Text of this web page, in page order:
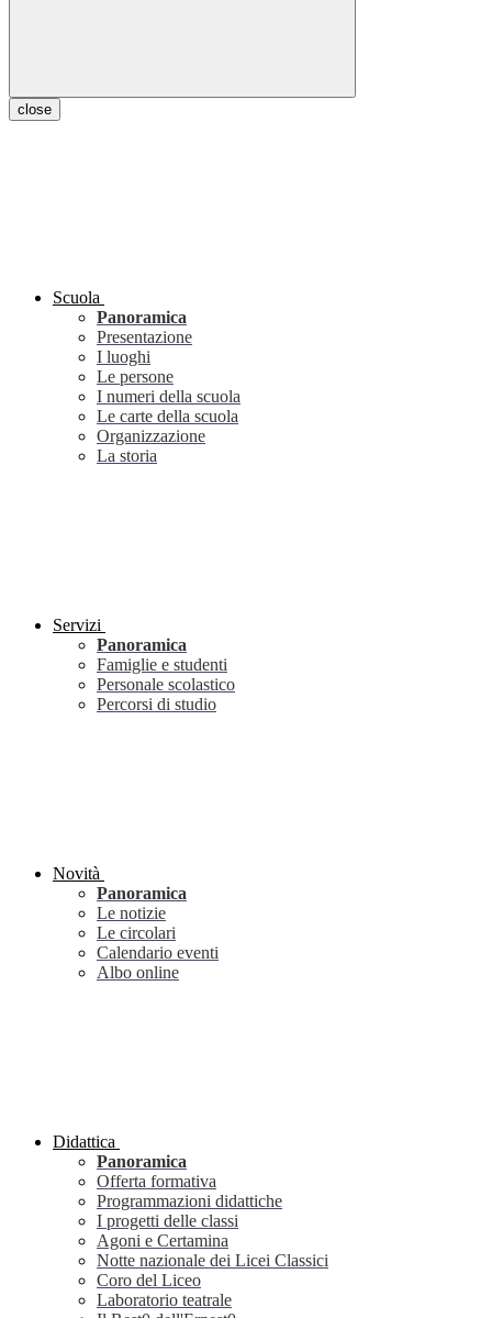
close
Scuola
Panoramica
Presentazione
I luoghi
Le persone
I numeri della scuola
Le carte della scuola
Organizzazione
La storia
Servizi
Panoramica
Famiglie e studenti
Personale scolastico
Percorsi di studio
Novità
Panoramica
Le notizie
Le circolari
Calendario eventi
Albo online
Didattica
Panoramica
Offerta formativa
Programmazioni didattiche
I progetti delle classi
Agoni e Certamina
Notte nazionale dei Licei Classici
Coro del Liceo
Laboratorio teatrale